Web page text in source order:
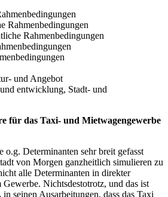
Rahmenbedingungen
Rahmenbedingungen
und Angebot
entwicklung, Stadt- und
für das Taxi- und Mietwagengewerbe
o.g. Determinanten sehr breit gefasst
von Morgen ganzheitlich simulieren zu
alle Determinanten in direkter
Nichtsdestotrotz, und das ist
seinen Ausarbeitungen, dass das Taxi